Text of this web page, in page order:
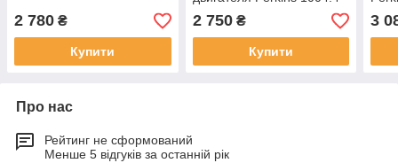
2 780 ₴
Купити
без турбокомпрессора
2 750₴
Купити
HP
3
Про нас
Рейтинг не сформований
Менше 5 відгуків за останній рік